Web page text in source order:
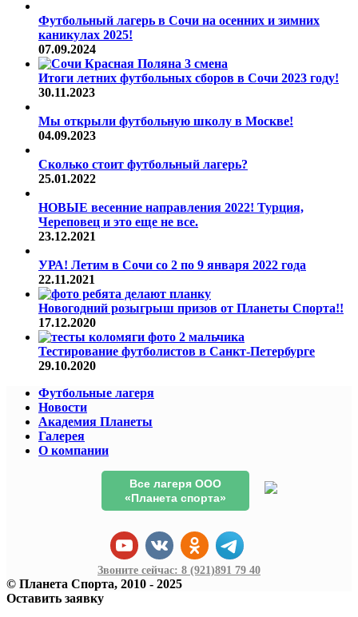
Футбольный лагерь в Сочи на осенних и зимних
каникулах 2025!
07.09.2024
Итоги летних футбольных сборов в Сочи 2023 году!
30.11.2023
Мы открыли футбольную школу в Москве!
04.09.2023
Сколько стоит футбольный лагерь?
25.01.2022
НОВЫЕ весенние направления 2022! Турция,
Череповец и это еще не все.
23.12.2021
УРА! Летим в Сочи со 2 по 9 января 2022 года
22.11.2021
Новогодний розыгрыш призов от Планеты Спорта!!
17.12.2020
Тестирование футболистов в Санкт-Петербурге
29.10.2020
Футбольные лагеря
Новости
Академия Планеты
Галерея
О компании
Все лагеря ООО
«Планета спорта»
Звоните сейчас: 8 (921)891 79 40
© Планета Спорта, 2010 - 2025
Оставить заявку